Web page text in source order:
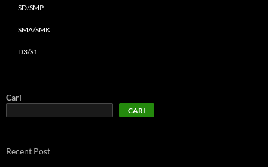
SD/SMP
SMA/SMK
D3/S1
Cari
CARI
Recent Post